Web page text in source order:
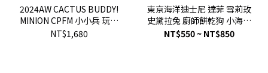
2024AW CACTUS BUDDY!
MINION CPFM 小小兵 玩偶
吊飾 布偶 可脫帽 現貨
NT$1,680
東京海洋迪士尼 達菲 雪莉玫
史黛拉兔 廚師餅乾狗 小海龜
DUFFY 2023春日春季園藝
NT$550 ~ NT$850